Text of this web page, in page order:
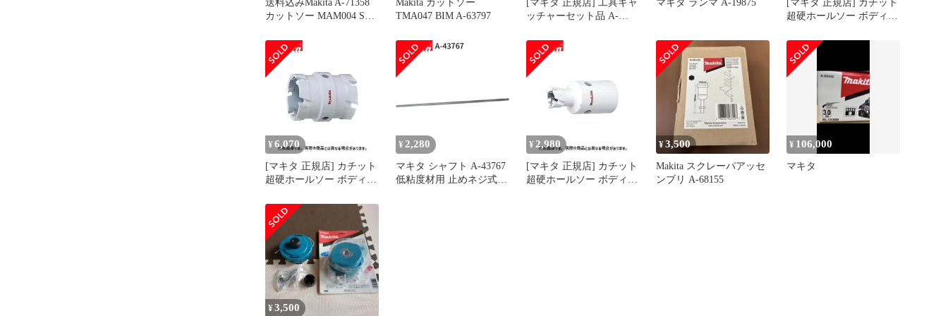
送料込みMakita A-71358
カットソー MAM004 SK
Makita カットソー
TMA047 BIM A-63797
[マキタ 正規店] 工具キャ
ッチャーセット品 A-
マキタ ランマ A-19875
[マキタ 正規店] カチット
超硬ホールソー ボディの
37384(53mm) A-
37390(54mm) A-
37409(55mm)
¥ 6,070
[マキタ 正規店] カチット
超硬ホールソー ボディの
37334(48mm) A-
37340(49mm) A-
37356(50mm) A-
37362(51mm) A-
37378(52mm)
¥ 2,280
マキタ シャフト A-43767
低粘度材用 止めネジ式
¥ 2,980
[マキタ 正規店] カチット
超硬ホールソー ボディの
¥3,500
Makita スクレーパアッセ
ンブリ A-68155
¥ 106,000
マキタ
¥3,500